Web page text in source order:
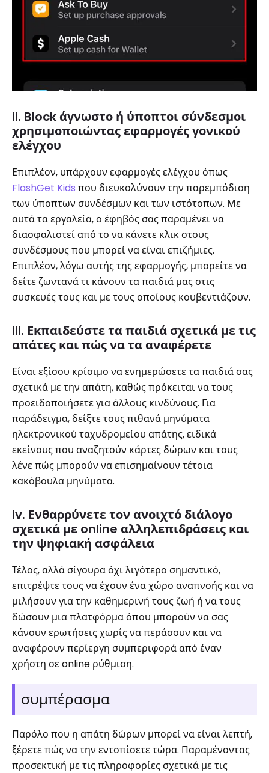
ii. Block άγνωστο ή ύποπτοι σύνδεσμοι
χρησιμοποιώντας εφαρμογές γονικού
ελέγχου
Επιπλέον, υπάρχουν εφαρμογές ελέγχου όπως
FlashGet Kids που διευκολύνουν την παρεμπόδιση
των ύποπτων συνδέσμων και των ιστότοπων. Με
αυτά τα εργαλεία, ο έφηβός σας παραμένει να
διασφαλιστεί από το να κάνετε κλικ στους
συνδέσμους που μπορεί να είναι επιζήμιες.
Επιπλέον, λόγω αυτής της εφαρμογής, μπορείτε να
δείτε ζωντανά τι κάνουν τα παιδιά μας στις
συσκευές τους και με τους οποίους κουβεντιάζουν.
iii. Εκπαιδεύστε τα παιδιά σχετικά με τις
απάτες και πώς να τα αναφέρετε
Είναι εξίσου κρίσιμο να ενημερώσετε τα παιδιά σας
σχετικά με την απάτη, καθώς πρόκειται να τους
προειδοποιήσετε για άλλους κινδύνους. Για
παράδειγμα, δείξτε τους πιθανά μηνύματα
ηλεκτρονικού ταχυδρομείου απάτης, ειδικά
εκείνους που αναζητούν κάρτες δώρων και τους
λένε πώς μπορούν να επισημαίνουν τέτοια
κακόβουλα μηνύματα.
iv. Ενθαρρύνετε τον ανοιχτό διάλογο
σχετικά με online αλληλεπιδράσεις και
την ψηφιακή ασφάλεια
Τέλος, αλλά σίγουρα όχι λιγότερο σημαντικό,
επιτρέψτε τους να έχουν ένα χώρο αναπνοής και να
μιλήσουν για την καθημερινή τους ζωή ή να τους
δώσουν μια πλατφόρμα όπου μπορούν να σας
κάνουν ερωτήσεις χωρίς να περάσουν και να
αναφέρουν περίεργη συμπεριφορά από έναν
χρήστη σε online ρύθμιση.
συμπέρασμα
Παρόλο που η απάτη δώρων μπορεί να είναι λεπτή,
ξέρετε πώς να την εντοπίσετε τώρα. Παραμένοντας
προσεκτική με τις πληροφορίες σχετικά με τις